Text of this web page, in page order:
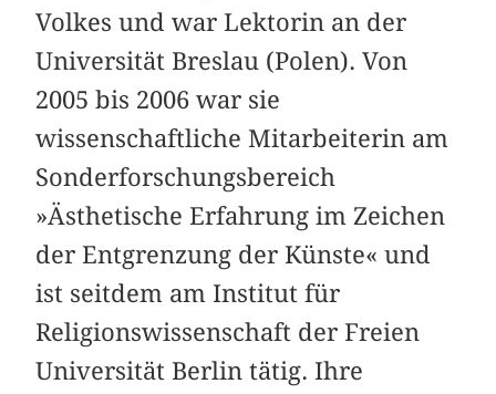
Volkes und war Lektorin an der
Universität Breslau (Polen). Von
2005 bis 2006 war sie
wissenschaftliche Mitarbeiterin am
Sonderforschungsbereich
»Ästhetische Erfahrung im Zeichen
der Entgrenzung der Künste« und
ist seitdem am Institut für
Religionswissenschaft der Freien
Universität Berlin tätig. Ihre